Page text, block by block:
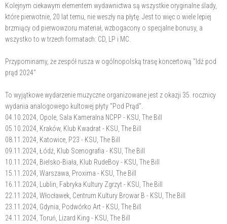
Kolejnym ciekawym elementem wydawnictwa są wszystkie oryginalne ślady,
które pierwotnie, 20 lat temu, nie weszły na płytę. Jest to więc o wiele lepiej
brzmiący od pierwowzoru materiał, wzbogacony o specjalne bonusy, a
wszystko to w trzech formatach: CD, LP i MC.
Przypominamy, że zespół rusza w ogólnopolską trasę koncertową "Idź pod
prąd 2024"
To wyjątkowe wydarzenie muzyczne organizowane jest z okazji 35. rocznicy
wydania analogowego kultowej płyty "Pod Prąd".
04.10.2024, Opole, Sala Kameralna NCPP - KSU, The Bill
05.10.2024, Kraków, Klub Kwadrat - KSU, The Bill
08.11.2024, Katowice, P23 - KSU, The Bill
09.11.2024, Łódź, Klub Scenografia - KSU, The Bill
10.11.2024, Bielsko-Biała, Klub RudeBoy - KSU, The Bill
15.11.2024, Warszawa, Proxima - KSU, The Bill
16.11.2024, Lublin, Fabryka Kultury Zgrzyt - KSU, The Bill
22.11.2024, Włocławek, Centrum Kultury Browar B - KSU, The Bill
23.11.2024, Gdynia, Podwórko Art - KSU, The Bill
24.11.2024, Toruń, Lizard King - KSU, The Bill